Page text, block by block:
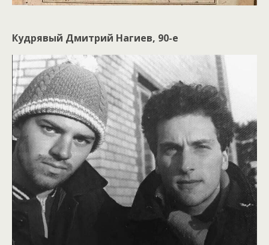
Кудрявый Дмитрий Нагиев, 90-е